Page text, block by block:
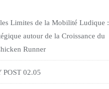
Limites de la Mobilité Ludique :
autour de la Croissance du
Runner
POST 02.05